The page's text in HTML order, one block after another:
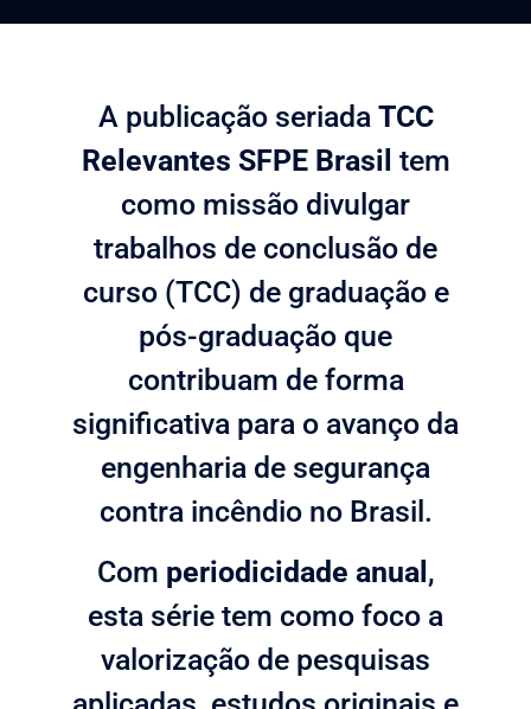
A publicação seriada TCC
Relevantes SFPE Brasil tem
como missão divulgar
trabalhos de conclusão de
curso (TCC) de graduação e
pós-graduação que
contribuam de forma
significativa para o avanço da
engenharia de segurança
contra incêndio no Brasil.
Com periodicidade anual ,
esta série tem como foco a
valorização de pesquisas